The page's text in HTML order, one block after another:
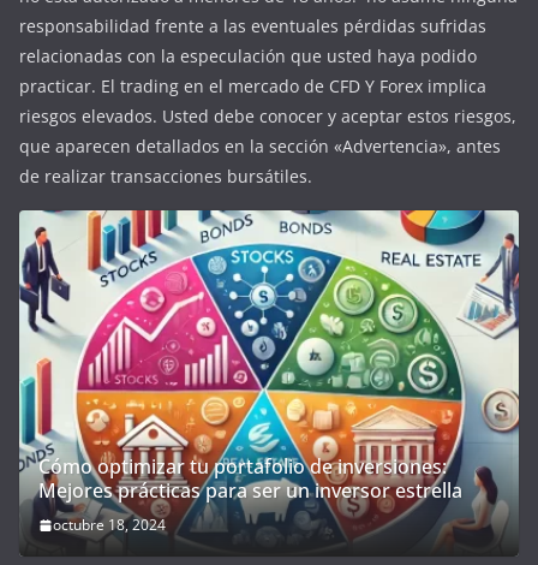
responsabilidad frente a las eventuales pérdidas sufridas
relacionadas con la especulación que usted haya podido
practicar. El trading en el mercado de CFD Y Forex implica
riesgos elevados. Usted debe conocer y aceptar estos riesgos,
que aparecen detallados en la sección «Advertencia», antes
de realizar transacciones bursátiles.
Cómo optimizar tu portafolio de inversiones:
Mejores prácticas para ser un inversor estrella
octubre 18, 2024